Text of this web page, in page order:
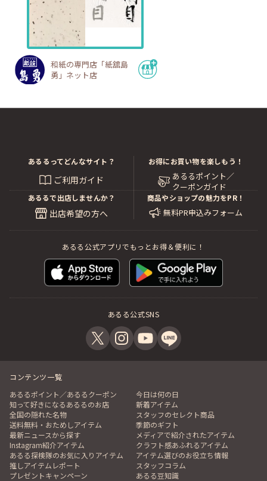
和紙の専門店「紙舘島
勇」ネット店
あるるってどんなサイト？
ご利用ガイド
お得にお買い物を楽しもう！
あるるポイント／
クーポンガイド
あるるで出店しませんか？
出店希望の方へ
商品やショップの魅力をPR！
無料PR申込みフォーム
あるる公式アプリでもっとお得＆便利に！
あるる公式SNS
コンテンツ一覧
あるるポイント／あるるクーポン
今日は何の日
知って好きになるあるるのお店
新着アイテム
全国の隠れた名物
スタッフのセレクト商品
送料無料・おためしアイテム
季節のギフト
最新ニュースから探す
メディアで紹介されたアイテム
Instagram紹介アイテム
クラフト感あふれるアイテム
あるる探検隊のお気に入りアイテム
アイテム選びのお役立ち情報
推しアイテムレポート
スタッフコラム
プレゼントキャンペーン
あるる豆知識